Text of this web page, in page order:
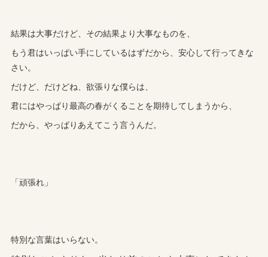
結果は大事だけど、その結果より大事なものを、
もう君はいっぱい手にしているはずだから、安心して行ってきな
さい。
だけど、だけどね、欲張りな僕らは、
君にはやっぱり最高の春がくることを期待してしまうから、
だから、やっぱりあえてこう言うんだ。
「頑張れ」
特別な言葉はいらない。